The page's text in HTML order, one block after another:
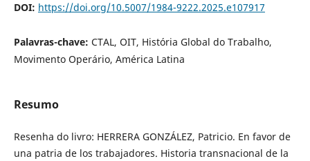
DOI: https://doi.org/10.5007/1984-9222.2025.e107917
Palavras-chave: CTAL, OIT, História Global do Trabalho,
Movimento Operário, América Latina
Resumo
Resenha do livro: HERRERA GONZÁLEZ, Patricio. En favor de
una patria de los trabajadores. Historia transnacional de la